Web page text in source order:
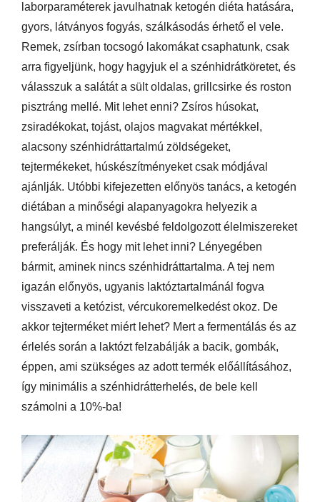
laborparaméterek javulhatnak ketogén diéta hatására,
gyors, látványos fogyás, szálkásodás érhető el vele.
Remek, zsírban tocsogó lakomákat csaphatunk, csak
arra figyeljünk, hogy hagyjuk el a szénhidrátköretet, és
válasszuk a salátát a sült oldalas, grillcsirke és roston
pisztráng mellé. Mit lehet enni? Zsíros húsokat,
zsiradékokat, tojást, olajos magvakat mértékkel,
alacsony szénhidráttartalmú zöldségeket,
tejtermékeket, húskészítményeket csak módjával
ajánlják. Utóbbi kifejezetten előnyös tanács, a ketogén
diétában a minőségi alapanyagokra helyezik a
hangsúlyt, a minél kevésbé feldolgozott élelmiszereket
preferálják. És hogy mit lehet inni? Lényegében
bármit, aminek nincs szénhidráttartalma. A tej nem
igazán előnyös, ugyanis laktóztartalmánál fogva
visszaveti a ketózist, vércukoremelkedést okoz. De
akkor tejterméket miért lehet? Mert a fermentálás és az
érlelés során a laktózt felzabálják a bacik, gombák,
éppen, ami szükséges az adott termék előállításához,
így minimális a szénhidrátterhelés, de bele kell
számolni a 10%-ba!